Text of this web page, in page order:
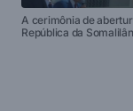
A cerimônia de
República da